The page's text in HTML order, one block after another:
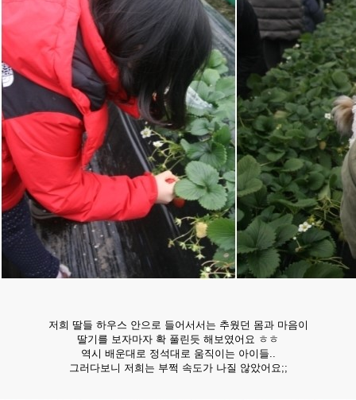
저희 딸들 하우스 안으로 들어서서는 추웠던 몸과 마음이
딸기를 보자마자 확 풀린듯 해보였어요 ㅎㅎ
역시 배운대로 정석대로 움직이는 아이들..
그러다보니 저희는 부쩍 속도가 나질 않았어요;;